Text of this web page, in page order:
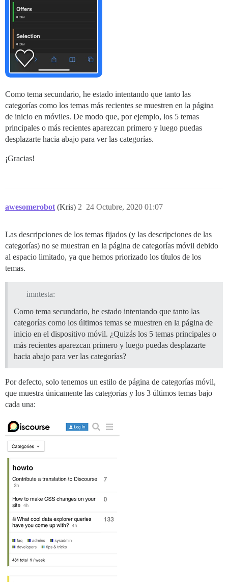
Como tema secundario, he estado intentando que tanto las
categorías como los temas más recientes se muestren en la página
de inicio en móviles. De modo que, por ejemplo, los 5 temas
principales o más recientes aparezcan primero y luego puedas
desplazarte hacia abajo para ver las categorías.
¡Gracias!
awesomerobot (Kris) 24 Octubre, 2020 01:07
2
Las descripciones de los temas fijados (y las descripciones de las
categorías) no se muestran en la página de categorías móvil debido
al espacio limitado, ya que hemos priorizado los títulos de los
temas.
imntesta:
Como tema secundario, he estado intentando que tanto las
categorías como los últimos temas se muestren en la página de
inicio en el dispositivo móvil. ¿Quizás los 5 temas principales o
más recientes aparezcan primero y luego puedas desplazarte
hacia abajo para ver las categorías?
Por defecto, solo tenemos un estilo de página de categorías móvil,
que muestra únicamente las categorías y los 3 últimos temas bajo
cada una: